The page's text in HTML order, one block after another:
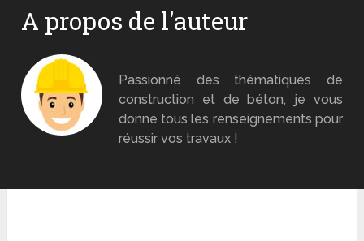
A propos de l'auteur
Passionné des thématiques de
construction et de béton, je vous
donne tous les renseignements pour
réussir vos travaux !